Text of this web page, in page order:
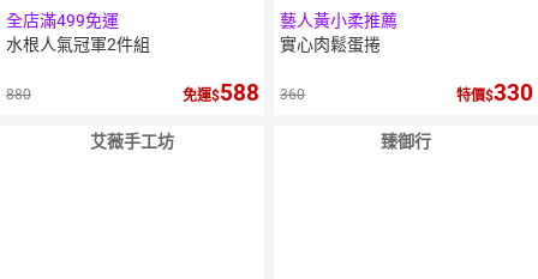
全店滿499免運
水根人氣冠軍2件組
880 免運 588
藝人黃小柔推薦
實心肉鬆蛋捲
360 特價 330
艾薇手工坊 臻御行